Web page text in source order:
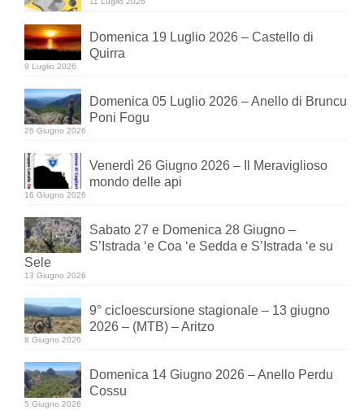
Domenica 19 Luglio 2026 – Castello di
Quirra
9 Luglio 2026
Domenica 05 Luglio 2026 – Anello di Bruncu
Poni Fogu
26 Giugno 2026
Venerdì 26 Giugno 2026 – Il Meraviglioso
mondo delle api
16 Giugno 2026
Sabato 27 e Domenica 28 Giugno –
S’Istrada ‘e Coa ‘e Sedda e S’Istrada ‘e su
Sele
13 Giugno 2026
9° cicloescursione stagionale – 13 giugno
2026 – (MTB) – Aritzo
8 Giugno 2026
Domenica 14 Giugno 2026 – Anello Perdu
Cossu
5 Giugno 2026